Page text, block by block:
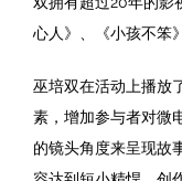
心人》、《小孩不笨
巫培双在活动上播放
素，增加参与者对微
的镜头角度来呈现故